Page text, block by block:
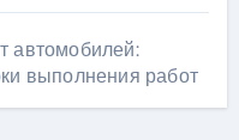
автомобилей:
выполнения работ